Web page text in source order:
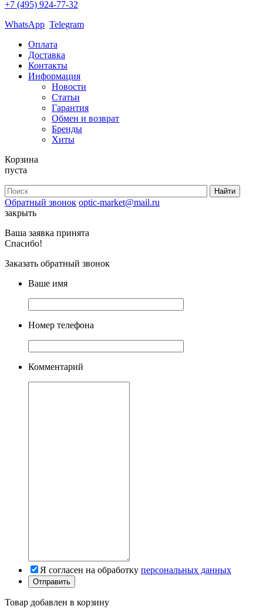
+7 (495) 924-77-32
WhatsApp Telegram
Оплата
Доставка
Контакты
Информация
Новости
Статьи
Гарантия
Обмен и возврат
Бренды
Хиты
Корзина
пуста
Обратный звонок optic-market@mail.ru
закрыть
Ваша заявка принята
Спасибо!
Заказать обратный звонок
Ваше имя
Номер телефона
Комментарий
Я согласен на обработку персональных данных
Товар добавлен в корзину